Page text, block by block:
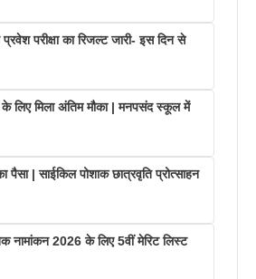
परीक्षा का रिजल्ट जारी- इस दिन से
के लिए मिला अंतिम मौका | मनपसंद स्कूल में
पैसा | साईकिल पोशाक छात्रवृति प्रोत्साहन
नामांकन 2026 के लिए 5वीं मेरिट लिस्ट